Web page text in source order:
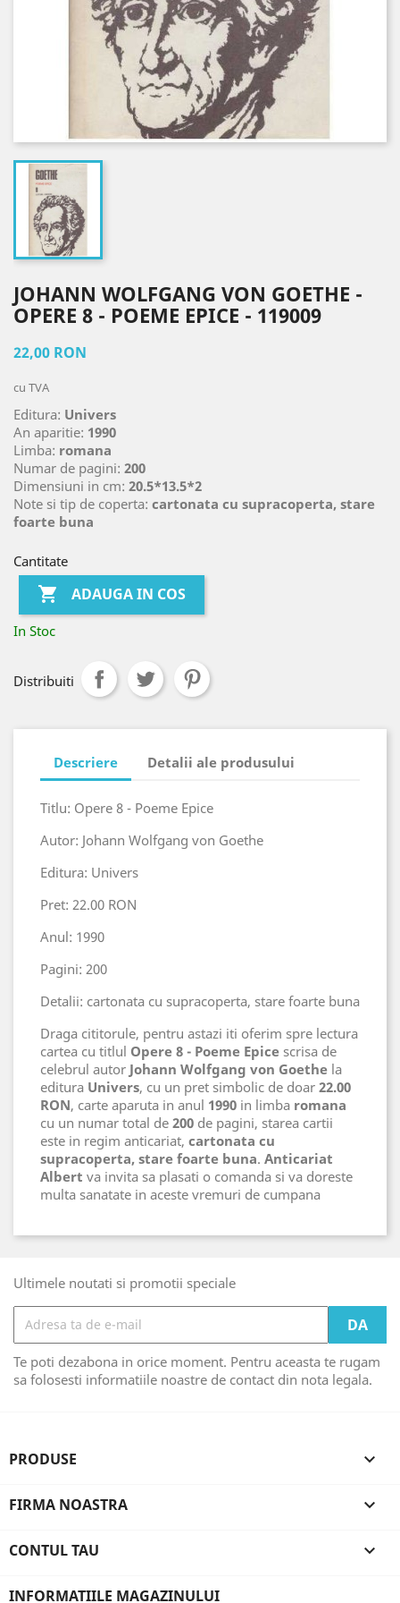
JOHANN WOLFGANG VON GOETHE -
OPERE 8 - POEME EPICE - 119009
22,00 RON
cu TVA
Editura: Univers
An aparitie: 1990
Limba: romana
Numar de pagini: 200
Dimensiuni in cm: 20.5*13.5*2
Note si tip de coperta: cartonata cu supracoperta, stare
foarte buna
Cantitate
 ADAUGA IN COS
In Stoc
Distribuiti
Descriere Detalii ale produsului
Titlu: Opere 8 - Poeme Epice
Autor: Johann Wolfgang von Goethe
Editura: Univers
Pret: 22.00 RON
Anul: 1990
Pagini: 200
Detalii: cartonata cu supracoperta, stare foarte buna
Draga cititorule, pentru astazi iti oferim spre lectura
cartea cu titlul Opere 8 - Poeme Epice scrisa de
celebrul autor Johann Wolfgang von Goethe la
editura Univers, cu un pret simbolic de doar 22.00
RON, carte aparuta in anul 1990 in limba romana
cu un numar total de 200 de pagini, starea cartii
este in regim anticariat, cartonata cu
supracoperta, stare foarte buna. Anticariat
Albert va invita sa plasati o comanda si va doreste
multa sanatate in aceste vremuri de cumpana
Ultimele noutati si promotii speciale
Te poti dezabona in orice moment. Pentru aceasta te rugam
sa folosesti informatiile noastre de contact din nota legala.
PRODUSE 
FIRMA NOASTRA 
CONTUL TAU 
INFORMATIILE MAGAZINULUI